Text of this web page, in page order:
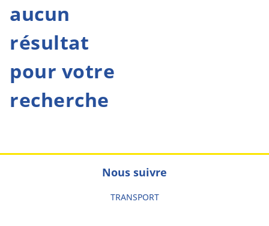
aucun
résultat
pour votre
recherche
Nous suivre
TRANSPORT